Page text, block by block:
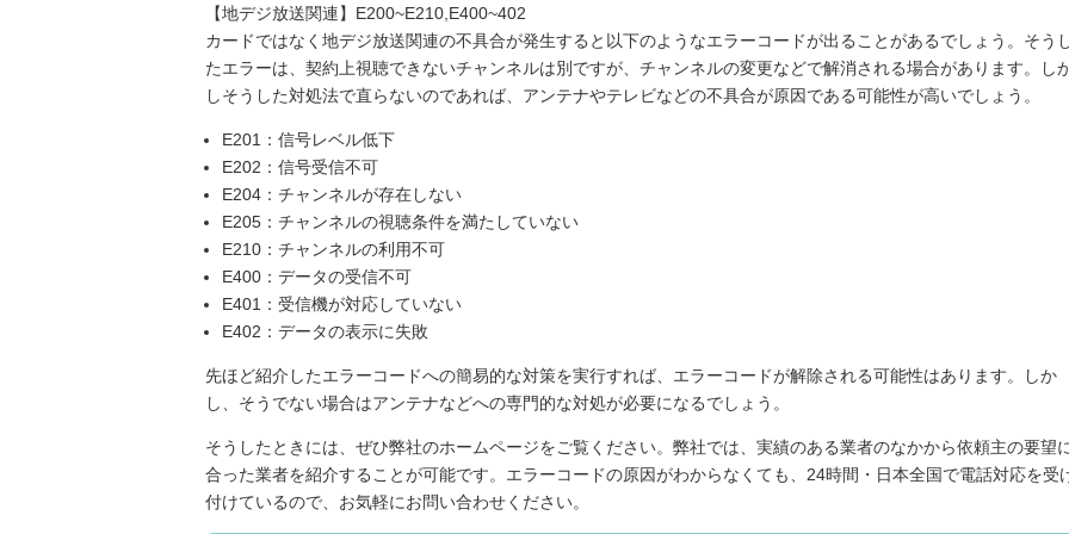
【地デジ放送関連】E200~E210,E400~402
カードではなく地デジ放送関連の不具合が発生すると以下のようなエラーコードが出ることがあるでしょう。そう
たエラーは、契約上視聴できないチャンネルは別ですが、チャンネルの変更などで解消される場合があります。し
しそうした対処法で直らないのであれば、アンテナやテレビなどの不具合が原因である可能性が高いでしょう。
E201：信号レベル低下
E202：信号受信不可
E204：チャンネルが存在しない
E205：チャンネルの視聴条件を満たしていない
E210：チャンネルの利用不可
E400：データの受信不可
E401：受信機が対応していない
E402：データの表示に失敗
先ほど紹介したエラーコードへの簡易的な対策を実行すれば、エラーコードが解除される可能性はあります。しか
し、そうでない場合はアンテナなどへの専門的な対処が必要になるでしょう。
そうしたときには、ぜひ弊社のホームページをご覧ください。弊社では、実績のある業者のなかから依頼主の要望
合った業者を紹介することが可能です。エラーコードの原因がわからなくても、24時間・日本全国で電話対応を受
付けているので、お気軽にお問い合わせください。